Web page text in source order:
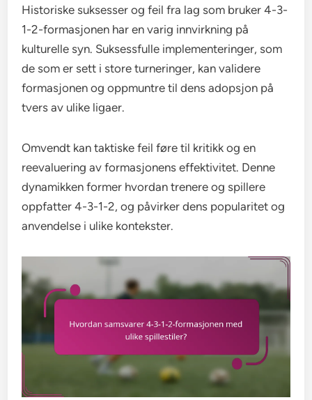
Historiske suksesser og feil fra lag som bruker 4-3-
1-2-formasjonen har en varig innvirkning på
kulturelle syn. Suksessfulle implementeringer, som
de som er sett i store turneringer, kan validere
formasjonen og oppmuntre til dens adopsjon på
tvers av ulike ligaer.
Omvendt kan taktiske feil føre til kritikk og en
reevaluering av formasjonens effektivitet. Denne
dynamikken former hvordan trenere og spillere
oppfatter 4-3-1-2, og påvirker dens popularitet og
anvendelse i ulike kontekster.